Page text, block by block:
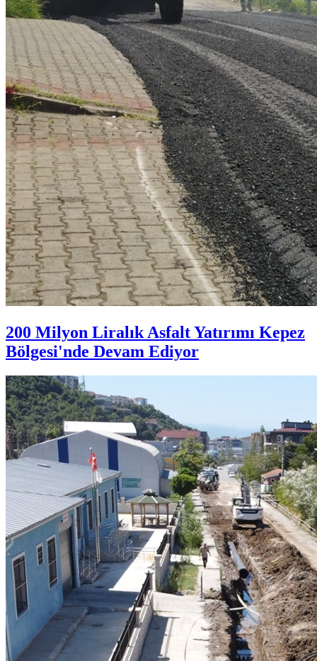
200 Milyon Liralık Asfalt Yatırımı Kepez
Bölgesi'nde Devam Ediyor